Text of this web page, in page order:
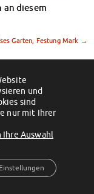
diesem
Garten, Festung Mark →
des öffentlichen
zur Barrierefreiheit
und
sind
nur mit Ihrer
Ihre Auswahl
Einstellungen